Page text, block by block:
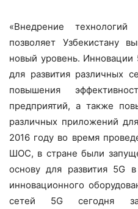
«Внедрение
позволяет Узбекистану
новый уровень. Инновации
для развития различных
повышения
предприятий, а также
различных приложений
2016 году во время
ШОС, в стране были
основу для развития 5G
инновационного
сетей 5G сегодня